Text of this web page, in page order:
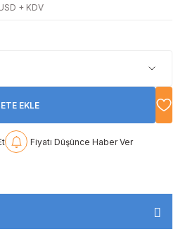
Olivetti
Olivetti
Panasonic
Utax
Utax
+ KDV
EKLE
Fiyatı Düşünce Haber Ver